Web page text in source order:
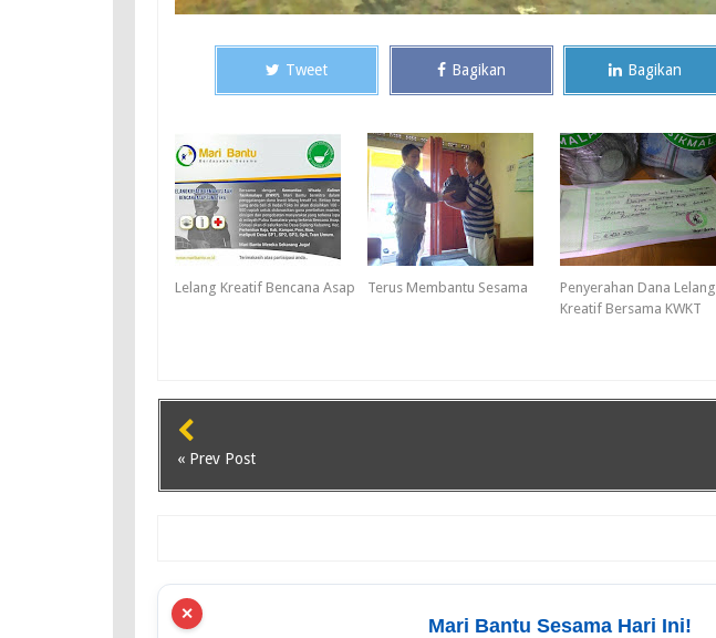
Tweet Bagikan Bagikan
Lelang Kreatif Bencana Asap Terus Membantu Sesama
Penyerahan Dana Lelang
Kreatif Bersama KWKT
« Prev Post
✕
Mari Bantu Sesama Hari Ini!